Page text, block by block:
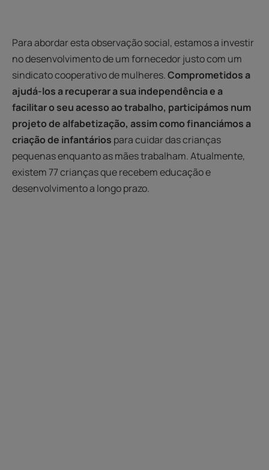
Para abordar esta observação social, estamos a investir
no desenvolvimento de um fornecedor justo com um
sindicato cooperativo de mulheres.Comprometidos a
ajudá-los a recuperar a sua independência e a
facilitar o seu acesso ao trabalho, participámos num
projeto de alfabetização, assim como financiámos a
criação de infantários para cuidar das crianças
pequenas enquanto as mães trabalham. Atualmente,
existem 77 crianças que recebem educação e
desenvolvimento a longo prazo.